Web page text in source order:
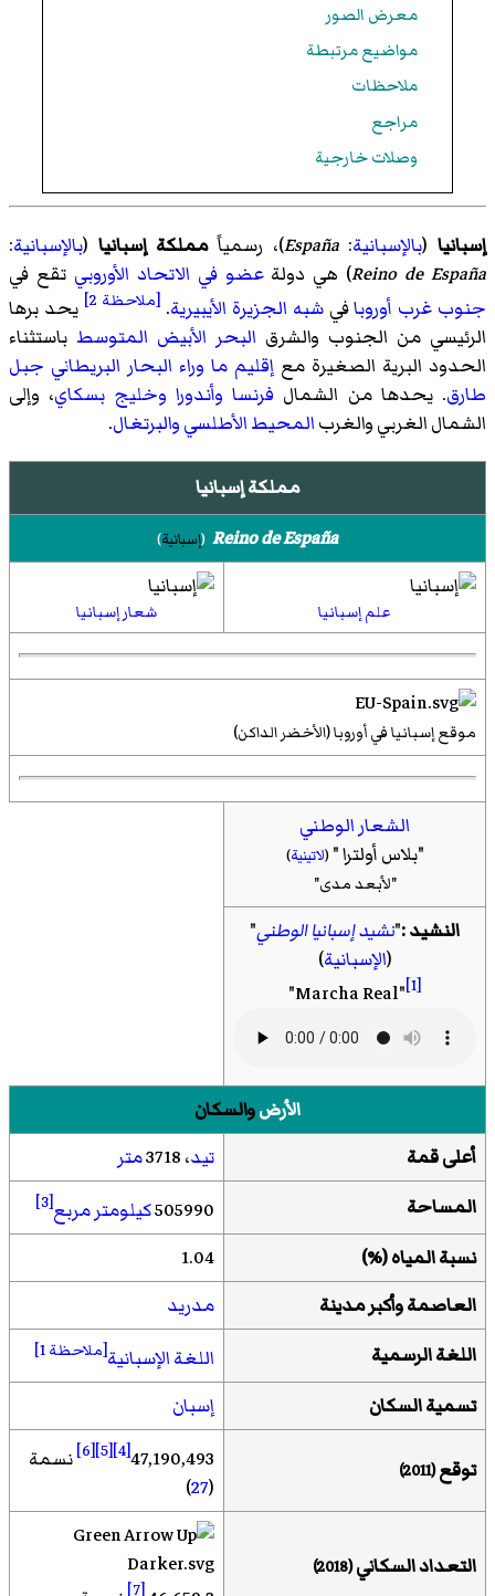
معرض الصور
مواضيع مرتبطة
ملاحظات
مراجع
وصلات خارجية
إسبانيا(بالإسبانية:
España)‏، رسمياًمملكة إسبانيا (بالإسبانية:
Reino de España)‏ هي دولةعضو في الاتحاد الأوروبي تقع في
جنوب غرب أوروبافيشبه الجزيرة الأيبيرية. [ملاحظة 2]
يحد برها
الرئيسي من الجنوب والشرق البحر الأبيض المتوسط باستثناء
الحدود البرية الصغيرة مع إقليم ما وراء البحار البريطاني جبل
طارق. يحدها من الشمال فرنسا وأندورا وخليج بسكاي، وإلى
الشمال الغربي والغربالمحيط الأطلسيوالبرتغال.
مملكة إسبانيا
Reino de España
(إسبانية)
علم إسبانيا شعار إسبانيا
موقع إسبانيا في أوروبا (الأخضر الداكن)
الشعار الوطني
"بلاس أولترا"
(لاتينية)
"لأبعد مدى"
النشيد :"نشيد إسبانيا الوطني"
(الإسبانية)
[1]
"Marcha Real"
الأرضوالسكان
أعلى قمة
تيد، 3718
متر
المساحة
505990كيلومتر مربع[3]
نسبة المياه(
%
)
1.04
العاصمةوأكبر مدينة
مدريد
اللغة الرسمية
اللغة الإسبانية[ملاحظة 1]
تسمية السكان إسبان
توقع(2011)
47,190,493
[4]
[5]
[6]
نسمة
(
27
)
التعداد السكاني(2018)
[7]